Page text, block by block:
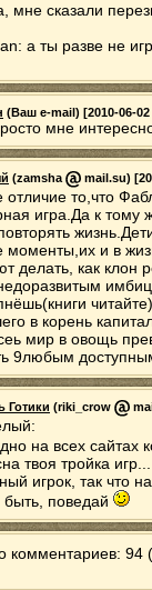
мне сказали
а ты разве не
(Ваш e-mail) [2010-06-02
мне
(zamsha mail.su)
отличие то,что
игра.Да к тому
моменты,их и в
делать, как клон
в корень
мир в овощь
9любым
Готики (riki_crow
на всех сайтах
твоя тройка
игрок, так что
поведай
комментариев: